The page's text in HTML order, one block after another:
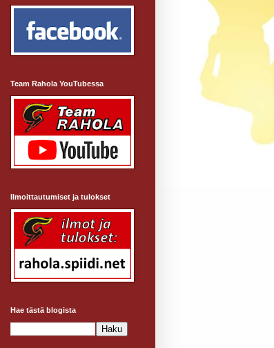
Team Rahola YouTubessa
Ilmoittautumiset ja tulokset
Hae tästä blogista